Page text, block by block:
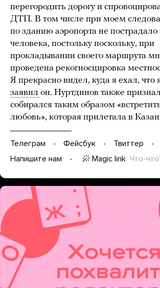
перегородить дорогу и
ДТП. В том числе при моем
по зданию аэропорта не пострадало
человека, постольку поскольку, при
прокладывании своего маршрута
проведена рекогносцировка
Я прекрасно видел, куда я ехал, что
заявил он. Нуртдинов также
собирался таким образом
любовь», которая прилетала в
Телеграм Фейсбук Твиттер
Напишите нам
Magic link Что-